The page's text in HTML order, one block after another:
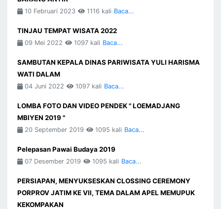
10 Februari 2023 1116 kali Baca...
TINJAU TEMPAT WISATA 2022
09 Mei 2022 1097 kali Baca...
SAMBUTAN KEPALA DINAS PARIWISATA YULI HARISMA
WATI DALAM
04 Juni 2022 1097 kali Baca...
LOMBA FOTO DAN VIDEO PENDEK " LOEMADJANG
MBIYEN 2019 "
20 September 2019 1095 kali Baca...
Pelepasan Pawai Budaya 2019
07 Desember 2019 1095 kali Baca...
PERSIAPAN, MENYUKSESKAN CLOSSING CEREMONY
PORPROV JATIM KE VII, TEMA DALAM APEL MEMUPUK
KEKOMPAKAN